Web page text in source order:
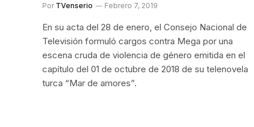
Por TVenserio Febrero 7, 2019
En su acta del 28 de enero, el Consejo Nacional de
Televisión formuló cargos contra Mega por una
escena cruda de violencia de género emitida en el
capítulo del 01 de octubre de 2018 de su telenovela
turca “Mar de amores”.